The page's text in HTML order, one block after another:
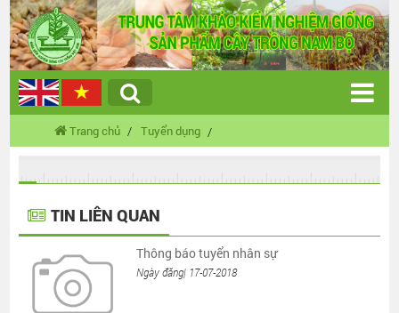
Trang chủ Tuyển dụng
TIN LIÊN QUAN
Thông báo tuyển nhân sự
Ngày đăng| 17-07-2018